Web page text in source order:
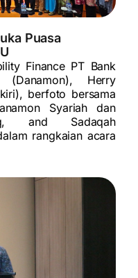
Puasa
Finance PT Bank
(Danamon), Herry
berfoto bersama
Syariah dan
and Sadaqah
rangkaian acara